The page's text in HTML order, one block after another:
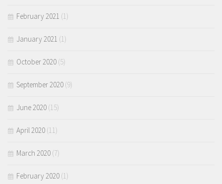
February 2021 (1)
January 2021 (1)
October 2020 (5)
September 2020 (9)
June 2020 (15)
April 2020 (11)
March 2020 (7)
February 2020 (1)